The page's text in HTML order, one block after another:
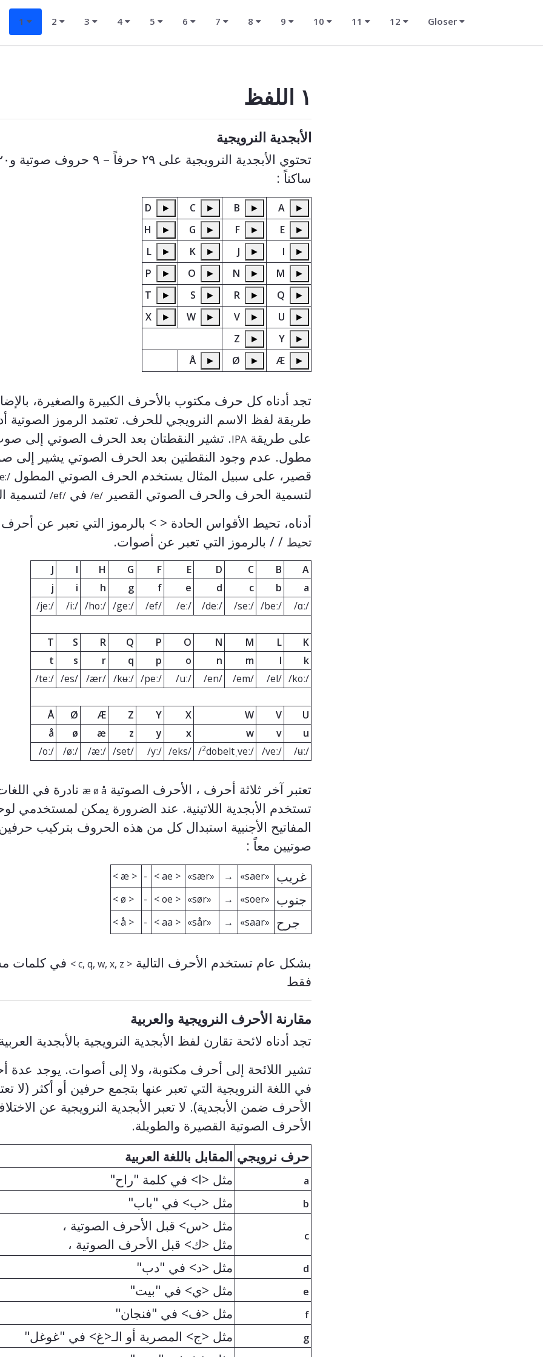
1 2 3 4 5 6 7 8 9 10 11 12 Gloser
١ اللفظ
الأبجدية النرويجية
ساكناً :
►
►
►
►
►
►
►
►
►
►
►
►
►
►
►
►
►
►
►
►
►
►
►
►
►
►
►
►
►
Å
تجد أدناه كل حرف مكتوب بالأحرف الكبيرة والصغيرة،
طريقة لفظ الاسم النرويجي للحرف. تعتمد الرموز الصوتية
على طريقة IPA. تشير النقطتان بعد الحرف الصوتي إلى
مطول. عدم وجود النقطتين بعد الحرف الصوتي يشير إلى
قصير، على سبيل المثال يستخدم الحرف الصوتي المطول
لتسمية الحرف والحرف الصوتي القصير /e/ في /ef/ لتسمية
أدناه، تحيط الأقواس الحادة < > بالرموز التي تعبر عن أحرف
تحيط / / بالرموز التي تعبر عن أصوات.
A
B
C
D
E
F
G
H
I
J
a
b
c
d
e
f
g
h
i
j
/ɑː/
/beː/
/seː/
/deː/
/eː/
/ef/
/geː/
/hoː/
/iː/
/jeː/
K
L
M
N
O
P
Q
R
S
T
k
l
m
n
o
p
q
r
s
t
/koː/
/el/
/em/
/en/
/uː/
/peː/
/kʉː/
/ær/
/es/
/teː/
U
V
W
X
Y
Z
Æ
Ø
Å
u
v
w
x
y
z
æ
ø
å
/ʉː/
/veː/
/
2dobeltˌveː/
/eks/
/yː/
/set/
/æː/
/øː/
/oː/
تعتبر آخر ثلاثة أحرف ، الأحرف الصوتية æ ø å نادرة في
تستخدم الأبجدية اللاتينية. عند الضرورة يمكن لمستخدمي
المفاتيح الأجنبية استبدال كل من هذه الحروف بتركيب
صوتيين معاً :
< æ > - < ae > «sær» → «saer» غريب
< ø > - < oe > «sør» → «soer» جنوب
< å > - < aa > «sår» → «saar» جرح
بشكل عام تستخدم الأحرف التالية < c, q, w, x, z > في كلمات
فقط
مقارنة الأحرف النرويجية والعربية
تجد أدناه لائحة تقارن لفظ الأبجدية النرويجية بالأبجدية
تشير اللائحة إلى أحرف مكتوبة، ولا إلى أصوات. يوجد عدة
في اللغة النرويجية التي تعبر عنها بتجمع حرفين أو أكثر (لا
الأحرف ضمن الأبجدية). لا تعبر الأبجدية النرويجية عن
الأحرف الصوتية القصيرة والطويلة.
حرف نرويجي المقابل باللغة العربية
a مثل <ا> في كلمة "راح"
b مثل <ب> في "باب"
c
مثل <س> قبل الأحرف الصوتية ،
مثل <ك> قبل الأحرف الصوتية ،
d مثل <د> في "دب"
e مثل <ي> في "بيت"
f مثل <ف> في "فنجان"
g مثل <ج> المصرية أو الـ<غ> في "غوغل"